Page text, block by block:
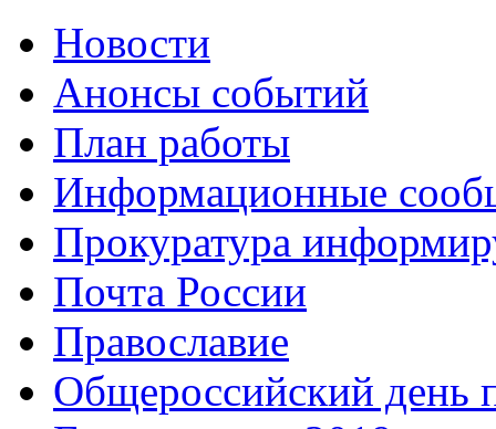
Новости
Анонсы событий
План работы
Информационные
Прокуратура
Почта России
Православие
Общероссийский день